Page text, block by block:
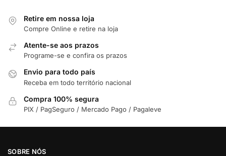
Retire em nossa loja
Compre Online e retire na loja
Atente-se aos prazos
Programe-se e confira os prazos
Envio para todo país
Receba em todo território nacional
Compra 100% segura
PIX / PagSeguro / Mercado Pago / Pagaleve
SOBRE NÓS